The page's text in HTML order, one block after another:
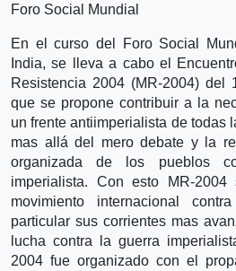
Foro Social Mundial
En el curso del Foro Social
India, se lleva a cabo el
Resistencia 2004 (MR-2004)
que se propone contribuir a la
un frente antiimperialista de todas
mas allá del mero debate y la
organizada de los pueblos
imperialista. Con esto MR-
movimiento internacional
particular sus corrientes mas
lucha contra la guerra
2004 fue organizado con el